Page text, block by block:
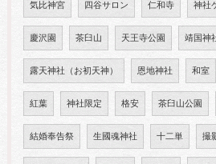
気比神宮 四谷サロン 仁和寺 神社
慶沢園 茶臼山 天王寺公園 靖国神
露天神社（お初天神） 恩地神社 和室
紅葉 神社限定 格安 茶臼山公園
結婚奉告祭 生國魂神社 十二単 撮